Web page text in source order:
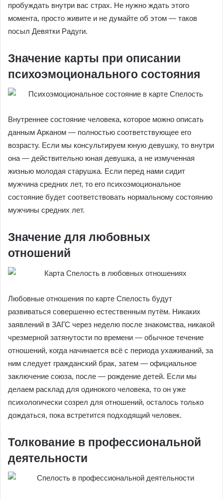
пробуждать внутри вас страх. Не нужно ждать этого
момента, просто живите и не думайте об этом — таков
посыл Девятки Радуги.
Значение карты при описании
психоэмоционального состояния
Внутреннее состояние человека, которое можно описать
данным Арканом — полностью соответствующее его
возрасту. Если мы консультируем юную девушку, то внутри
она — действительно юная девушка, а не измученная
жизнью молодая старушка. Если перед нами сидит
мужчина средних лет, то его психоэмоциональное
состояние будет соответствовать нормальному состоянию
мужчины средних лет.
Значение для любовных
отношений
Любовные отношения по карте Спелость будут
развиваться совершенно естественным путём. Никаких
заявлений в ЗАГС через неделю после знакомства, никакой
чрезмерной затянутости по времени — обычное течение
отношений, когда начинается всё с периода ухаживаний, за
ним следует гражданский брак, затем — официальное
заключение союза, после — рождение детей. Если мы
делаем расклад для одинокого человека, то он уже
психологически созрел для отношений, осталось только
дождаться, пока встретится подходящий человек.
Толкование в профессиональной
деятельности